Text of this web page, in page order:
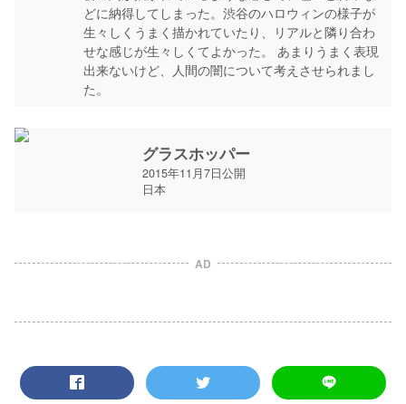
どに納得してしまった。渋谷のハロウィンの様子が
生々しくうまく描かれていたり、リアルと隣り合わ
せな感じが生々しくてよかった。 あまりうまく表現
出来ないけど、人間の闇について考えさせられまし
た。
グラスホッパー
2015年11月7日公開
日本
AD